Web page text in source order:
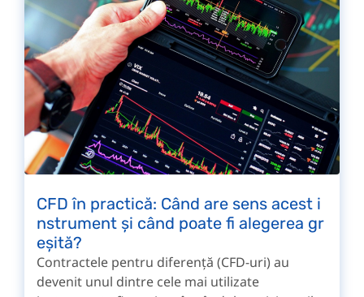
CFD în practică: Când are sens acest i
nstrument și când poate fi alegerea gr
eșită?
Contractele pentru diferență (CFD-uri) au
devenit unul dintre cele mai utilizate